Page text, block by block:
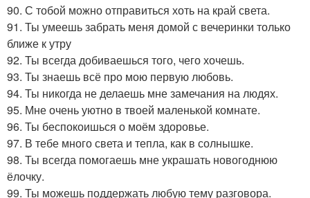
90. С тобой можно отправиться хоть на край света.
91. Ты умеешь забрать меня домой с вечеринки только
ближе к утру
92. Ты всегда добиваешься того, чего хочешь.
93. Ты знаешь всё про мою первую любовь.
94. Ты никогда не делаешь мне замечания на людях.
95. Мне очень уютно в твоей маленькой комнате.
96. Ты беспокоишься о моём здоровье.
97. В тебе много света и тепла, как в солнышке.
98. Ты всегда помогаешь мне украшать новогоднюю
ёлочку.
99. Ты можешь поддержать любую тему разговора.